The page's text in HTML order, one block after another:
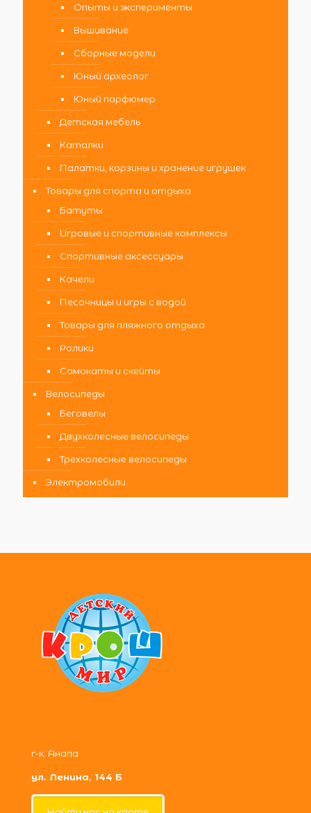
Опыты и эксперименты
Вышивание
Сборные модели
Юный археолог
Юный парфюмер
Детская мебель
Каталки
Палатки, корзины и хранение игрушек
Товары для спорта и отдыха
Батуты
Игровые и спортивные комплексы
Спортивные аксессуары
Качели
Песочницы и игры с водой
Товары для пляжного отдыха
Ролики
Самокаты и скейты
Велосипеды
Беговелы
Двухколесные велосипеды
Трехколесные велосипеды
Электромобили
г-к. Анапа
ул. Ленина, 144 Б